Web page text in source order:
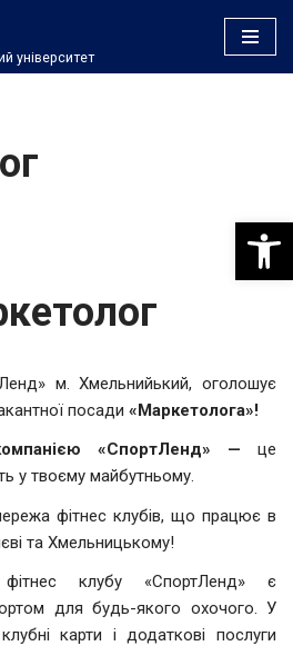
університет
м. Хмельнийький, оголошує
посади «Маркетолога»!
«СпортЛенд» — це
у твоєму майбутньому.
фітнес клубів, що працює в
та Хмельницькому!
клубу «СпортЛенд» є
для будь-якого охочого. У
карти і додаткові послуги